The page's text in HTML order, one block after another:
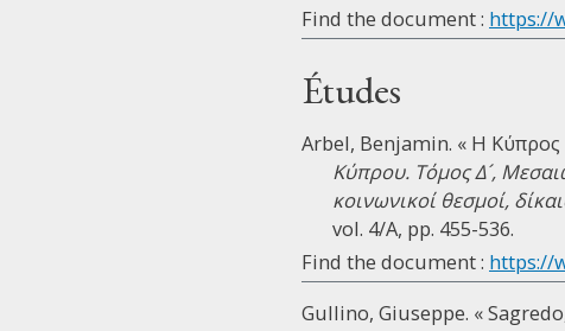
Find the document : https://
Études
Arbel, Benjamin. « H
Κύπρου. Τόμος Δ´,
κοινωνικοί θεσμοί,
vol. 4/A, pp. 455-536.
Find the document : https://
Gullino, Giuseppe. «